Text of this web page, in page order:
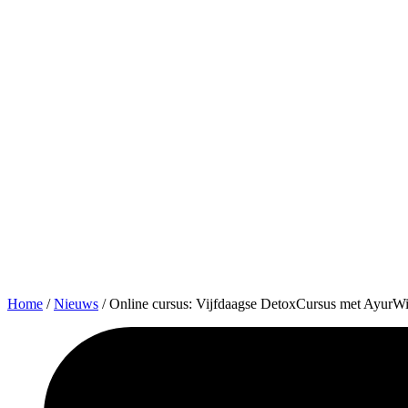
Home /Nieuws /Online cursus: Vijfdaagse DetoxCursus met